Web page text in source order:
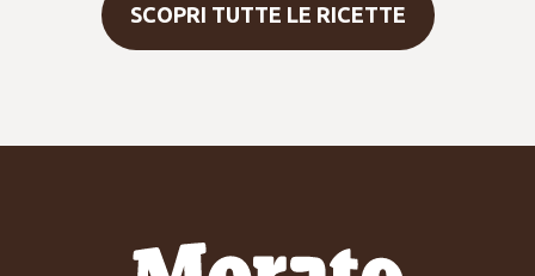
SCOPRI TUTTE LE RICETTE